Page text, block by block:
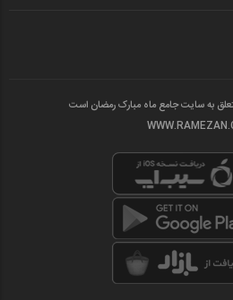
به سایت جامع ماه مبارک رمضان است